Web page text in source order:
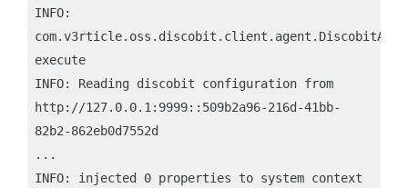
INFO:
execute
INFO: Reading discobit configuration from
http://127.0.0.1:9999::509b2a96-216d-41bb-
82b2-862eb0d7552d
...